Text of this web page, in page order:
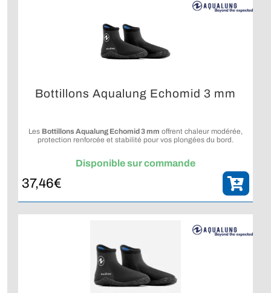
Bottillons Aqualung Echomid 3 mm
Les Bottillons Aqualung Echomid 3 mm offrent chaleur modérée,
protection renforcée et stabilité pour vos plongées du bord.
Disponible sur commande
37,46€